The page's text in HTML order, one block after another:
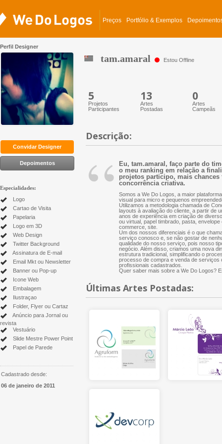
Preços Portfólio & Exemplos
Convidar Designer
Depoimentos
Especialidades:
Logo
Cartao de Visita
Papelaria
Logo em 3D
Web Design
Twitter Background
Assinatura de E-mail
Email Mkt ou Newsletter
Banner ou Pop-up
Icone Web
Embalagem
Ilustraçao
Folder, Flyer ou Cartaz
Anúncio para Jornal ou
revista
Vestuário
Slide Mestre Power Point
Papel de Parede
Cadastrado desde:
06 de janeiro de 2011
tam.amaral Estou Offline
Perfil Designer
5
Projetos
Participantes
13
Artes
Postadas
0
Artes
Campeãs
Descrição:
“
Eu, tam.amaral, faço parte do
o meu ranking em relação a
projetos participo, mais
concorrência criativa.
Somos a We Do Logos, a maior
visual para micro e pequenos
Utilizamos a metodologia chamada de
layouts à avaliação do cliente, a partir de
anos de experiência em criação de
ou virtual, papel timbrado, pasta,
commerce, site.
Um dos nossos diferenciais é o que
serviço conosco e, se não gostar de
qualidade do nosso serviço, pois nosso
negócio. Além disso, criamos uma nova
estrutura tradicional, simplificando o
processo de compra e venda de serviços
profissionais cadastrados.
Quer saber mais sobre a We Do Logos?
Últimas Artes Postadas: